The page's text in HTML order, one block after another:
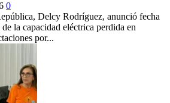
0
Delcy Rodríguez, anunció fecha
la capacidad eléctrica perdida en
por...